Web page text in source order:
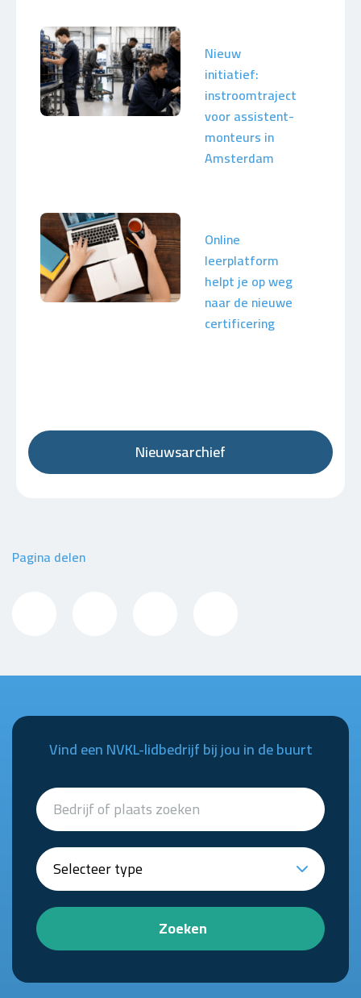
Nieuw
initiatief:
instroomtraject
voor assistent-
monteurs in
Amsterdam
Online
leerplatform
helpt je op weg
naar de nieuwe
certificering
Nieuwsarchief
Pagina delen
Vind een NVKL-lidbedrijf bij jou in de buurt
Zoeken